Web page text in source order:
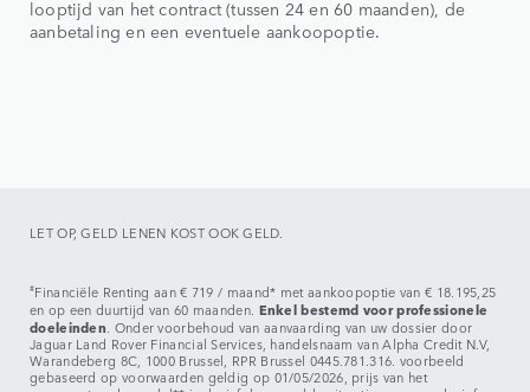
looptijd van het contract (tussen 24 en 60 maanden), de
aanbetaling en een eventuele aankoopoptie.
LET OP, GELD LENEN KOST OOK GELD.
#Financiële Renting aan € 719 / maand* met aankoopoptie van € 18.195,25
en op een duurtijd van 60 maanden. Enkel bestemd voor professionele
doeleinden. Onder voorbehoud van aanvaarding van uw dossier door
Jaguar Land Rover Financial Services, handelsnaam van Alpha Credit N.V,
Warandeberg 8C, 1000 Brussel, RPR Brussel 0445.781.316. voorbeeld
gebaseerd op voorwaarden geldig op 01/05/2026, prijs van het